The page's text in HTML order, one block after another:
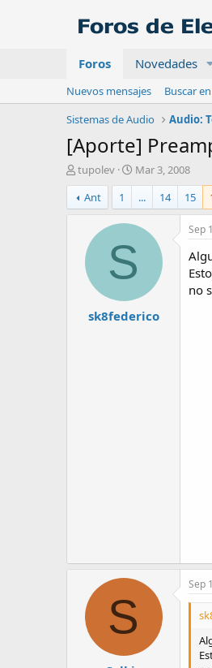
Foros Novedades
Nuevos mensajes
Buscar
Sistemas de Audio
Audio:
[Aporte]
A
u
t
o
tupolev
F
e
h
a
e
i
i
c
Mar 3, 2008
Ant
1 ... 14 15
S
sk8federico
Sep
no
S
Sep